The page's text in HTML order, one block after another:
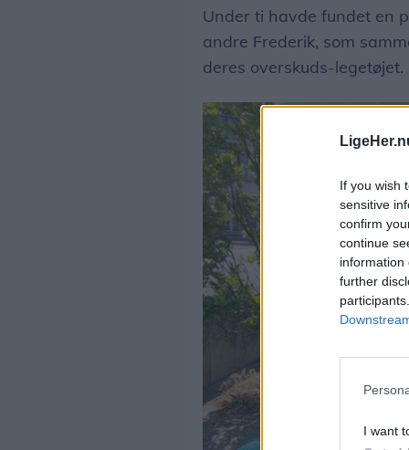
If you wish
sensitive
confirm
continue
information
further
I want
Under ti havde fundet en
andre Frederik, som
deres overskuds-legetøjet.